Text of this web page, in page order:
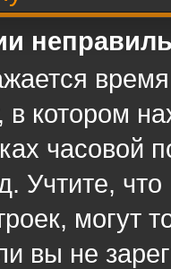
в котором
часовой
Учтите,
могут
вы не